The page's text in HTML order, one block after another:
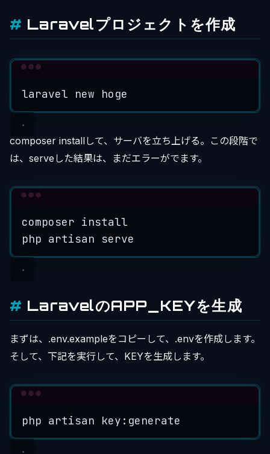
Laravelプロジェクトを作成
laravel new hoge
composer installして、サーバを立ち上げる。この段階で
は、serveした結果は、まだエラーがでます。
composer install
php artisan serve
LaravelのAPP_KEYを生成
まずは、.env.exampleをコピーして、.envを作成します。
そして、下記を実行して、KEYを生成します。
php artisan key:generate